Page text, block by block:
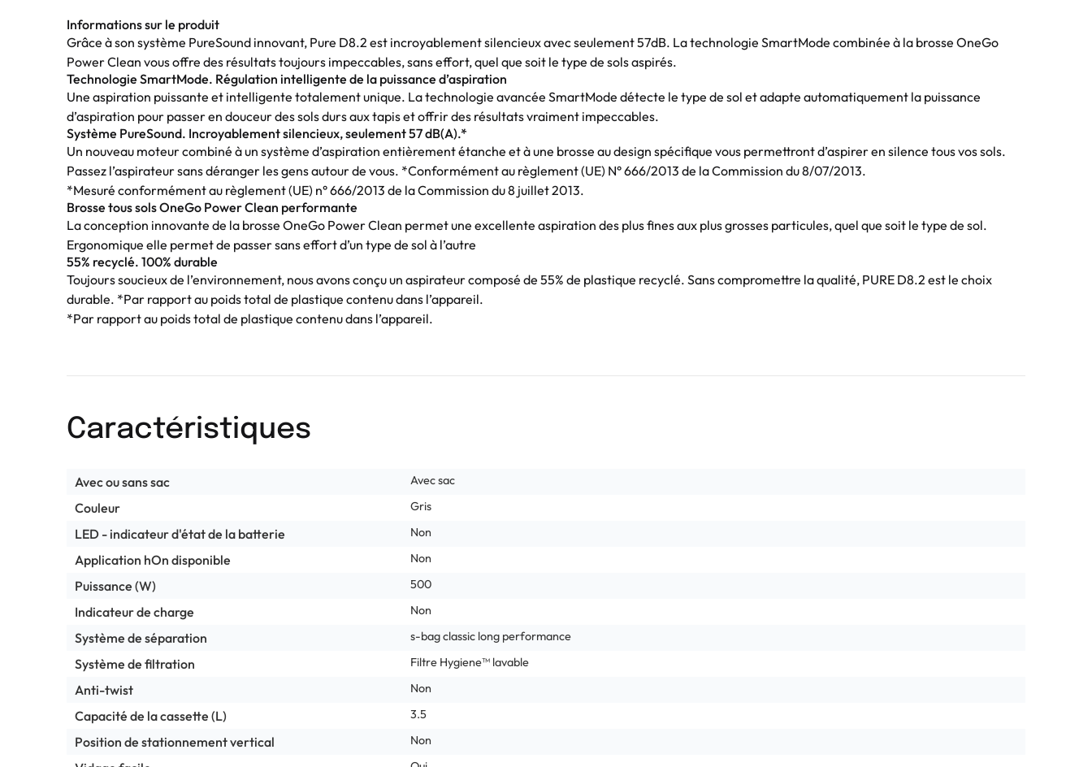
Informations sur le produit
Grâce à son système PureSound innovant, Pure D8.2 est incroyablement silencieux avec seulement 57dB. La technologie SmartMode combinée à la brosse OneGo
Power Clean vous offre des résultats toujours impeccables, sans effort, quel que soit le type de sols aspirés.
Technologie SmartMode. Régulation intelligente de la puissance d’aspiration
Une aspiration puissante et intelligente totalement unique. La technologie avancée SmartMode détecte le type de sol et adapte automatiquement la puissance
d’aspiration pour passer en douceur des sols durs aux tapis et offrir des résultats vraiment impeccables.
Système PureSound. Incroyablement silencieux, seulement 57 dB(A).*
Un nouveau moteur combiné à un système d’aspiration entièrement étanche et à une brosse au design spécifique vous permettront d’aspirer en silence tous vos sols.
Passez l’aspirateur sans déranger les gens autour de vous. *Conformément au règlement (UE) N° 666/2013 de la Commission du 8/07/2013.
*Mesuré conformément au règlement (UE) n° 666/2013 de la Commission du 8 juillet 2013.
Brosse tous sols OneGo Power Clean performante
La conception innovante de la brosse OneGo Power Clean permet une excellente aspiration des plus fines aux plus grosses particules, quel que soit le type de sol.
Ergonomique elle permet de passer sans effort d’un type de sol à l’autre
55% recyclé. 100% durable
Toujours soucieux de l’environnement, nous avons conçu un aspirateur composé de 55% de plastique recyclé. Sans compromettre la qualité, PURE D8.2 est le choix
durable. *Par rapport au poids total de plastique contenu dans l’appareil.
*Par rapport au poids total de plastique contenu dans l’appareil.
Caractéristiques
Avec ou sans sac Avec sac
Couleur Gris
LED - indicateur d'état de la batterie Non
Application hOn disponible Non
Puissance (W) 500
Indicateur de charge Non
Système de séparation s-bag classic long performance
Système de filtration Filtre Hygiene™ lavable
Anti-twist Non
Capacité de la cassette (L) 3.5
Position de stationnement vertical Non